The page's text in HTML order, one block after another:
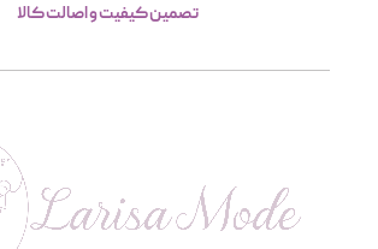
تصمین کیفیت و اصالت کالا